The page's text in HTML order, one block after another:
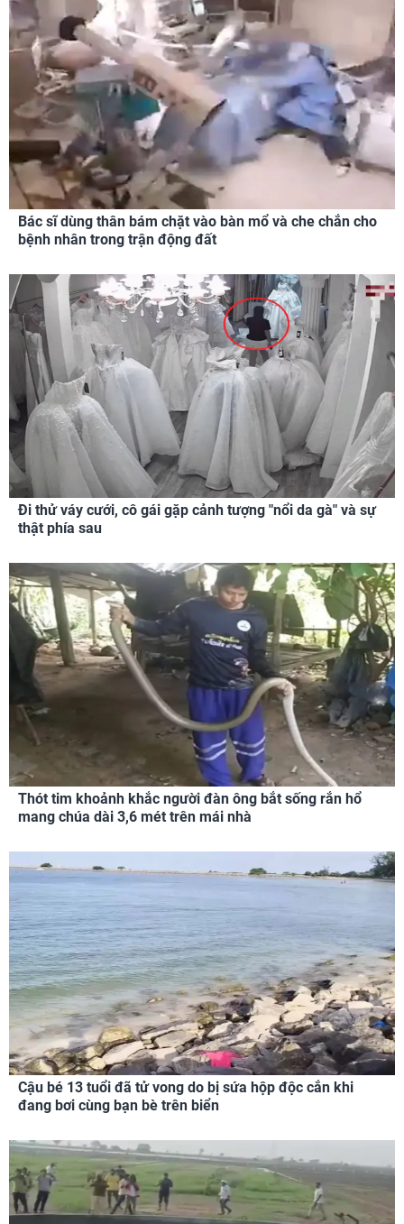
Bác sĩ dùng thân bám chặt vào bàn mổ và che chắn cho
bệnh nhân trong trận động đất
Đi thử váy cưới, cô gái gặp cảnh tượng "nổi da gà" và sự
thật phía sau
Thót tim khoảnh khắc người đàn ông bắt sống rắn hổ
mang chúa dài 3,6 mét trên mái nhà
Cậu bé 13 tuổi đã tử vong do bị sứa hộp độc cắn khi
đang bơi cùng bạn bè trên biển